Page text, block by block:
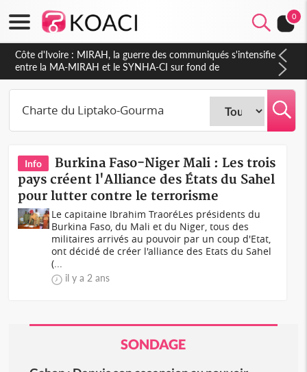
0
Côte d'Ivoire : MIRAH, la guerre des communiqués s'intensifie
entre la MA-MIRAH et le SYNHA-CI sur fond de
gouvernance et le projet de précompte sur les salaires des
agents
Info
Burkina Faso-Niger Mali : Les trois
pays créent l'Alliance des États du Sahel
pour lutter contre le terrorisme
Le capitaine Ibrahim TraoréLes présidents du
Burkina Faso, du Mali et du Niger, tous des
militaires arrivés au pouvoir par un coup d'Etat,
ont décidé de créer l'alliance des Etats du Sahel
(...
il y a 2 ans
SONDAGE